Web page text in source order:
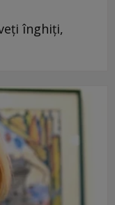
înghiţi,